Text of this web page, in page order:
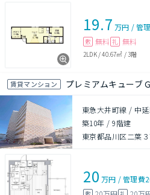
19.7 万円 /管
敷 無料 礼 無料
2LDK/40.67㎡ /3階
賃貸マンション プレミアムキューブ
東急大井町線 / 中
築10年 /9階建
東京都品川区二葉
20 万円 /管理費
敷 礼